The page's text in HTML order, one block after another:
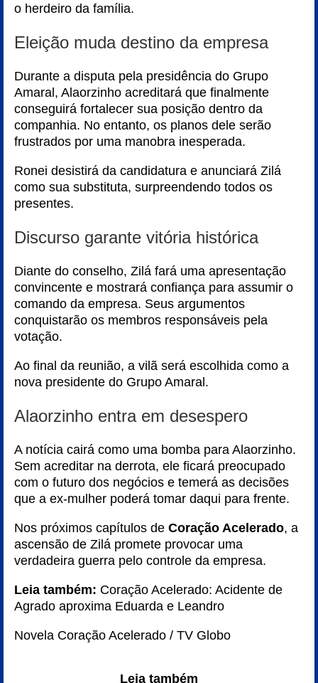
o herdeiro da família.
Eleição muda destino da empresa
Durante a disputa pela presidência do Grupo
Amaral, Alaorzinho acreditará que finalmente
conseguirá fortalecer sua posição dentro da
companhia. No entanto, os planos dele serão
frustrados por uma manobra inesperada.
Ronei desistirá da candidatura e anunciará Zilá
como sua substituta, surpreendendo todos os
presentes.
Discurso garante vitória histórica
Diante do conselho, Zilá fará uma apresentação
convincente e mostrará confiança para assumir o
comando da empresa. Seus argumentos
conquistarão os membros responsáveis pela
votação.
Ao final da reunião, a vilã será escolhida como a
nova presidente do Grupo Amaral.
Alaorzinho entra em desespero
A notícia cairá como uma bomba para Alaorzinho.
Sem acreditar na derrota, ele ficará preocupado
com o futuro dos negócios e temerá as decisões
que a ex-mulher poderá tomar daqui para frente.
Nos próximos capítulos de Coração Acelerado, a
ascensão de Zilá promete provocar uma
verdadeira guerra pelo controle da empresa.
Leia também: Coração Acelerado: Acidente de
Agrado aproxima Eduarda e Leandro
Novela Coração Acelerado / TV Globo
Leia também